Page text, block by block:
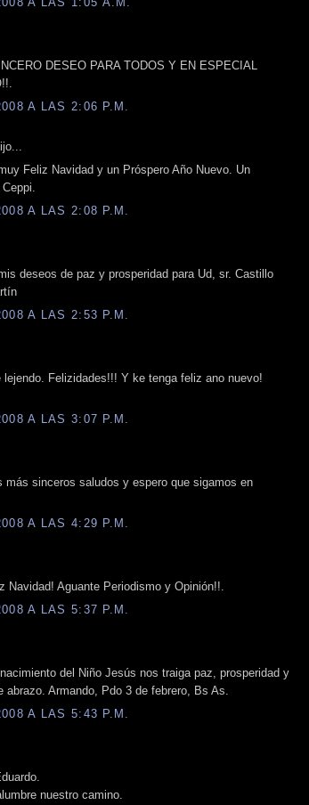
DESEO PARA TODOS Y EN ESPECIAL
A LAS 2:06 P.M.
Feliz Navidad y un Próspero Año Nuevo. Un
A LAS 2:08 P.M.
deseos de paz y prosperidad para Ud, sr. Castillo
A LAS 2:53 P.M.
lejendo. Felizidades!!! Y ke tenga feliz ano nuevo!
A LAS 3:07 P.M.
más sinceros saludos y espero que sigamos en
A LAS 4:29 P.M.
Navidad! Aguante Periodismo y Opinión!!.
A LAS 5:37 P.M.
del Niño Jesús nos traiga paz, prosperidad y
abrazo. Armando, Pdo 3 de febrero, Bs As.
A LAS 5:43 P.M.
nuestro camino.